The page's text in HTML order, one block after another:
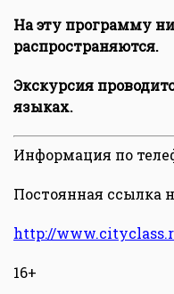
На эту программу
распространяются.
Экскурсия
языках.
Информация по
Постоянная ссылка
http://
16+